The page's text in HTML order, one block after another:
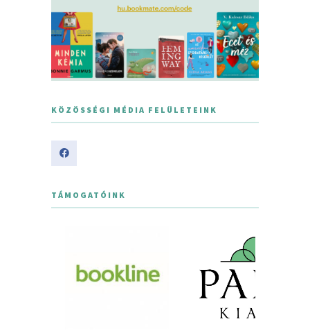
KÖZÖSSÉGI MÉDIA FELÜLETEINK
TÁMOGATÓINK